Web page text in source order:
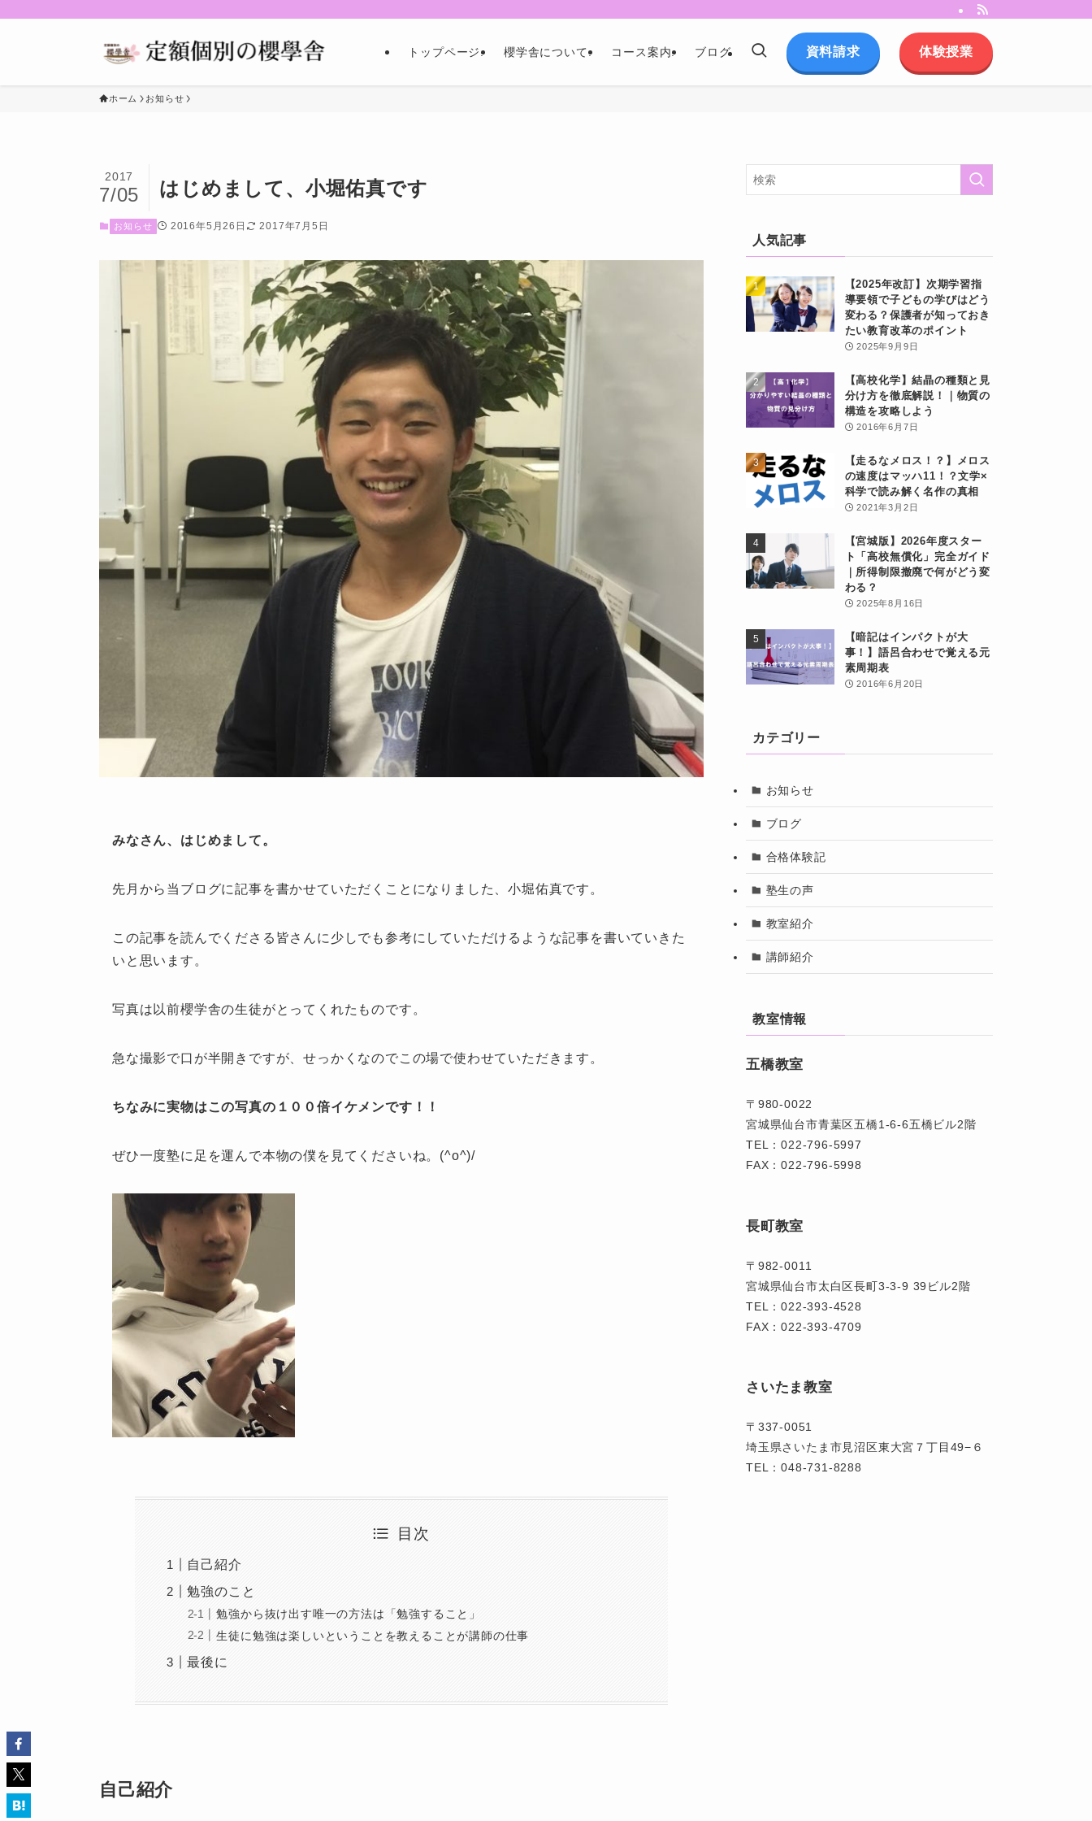
トップページ. 櫻学舎について. コース案内. ブログ 資料請求 体験授業
ホーム お知らせ
はじめまして、小堀佑真です
2017
7/05
お知らせ 2016年5月26日 2017年7月5日
みなさん、はじめまして。
先月から当ブログに記事を書かせていただくことになりました、小堀佑真です。
この記事を読んでくださる皆さんに少しでも参考にしていただけるような記事を書いていきた
いと思います。
写真は以前櫻学舎の生徒がとってくれたものです。
急な撮影で口が半開きですが、せっかくなのでこの場で使わせていただきます。
ちなみに実物はこの写真の１００倍イケメンです！！
ぜひ一度塾に足を運んで本物の僕を見てくださいね。(^o^)/
目次
自己紹介
勉強のこと
勉強から抜け出す唯一の方法は「勉強すること」
生徒に勉強は楽しいということを教えることが講師の仕事
最後に
自己紹介
人気記事
【2025年改訂】次期学習指
導要領で子どもの学びはどう
変わる？保護者が知っておき
たい教育改革のポイント
2025年9月9日
【高校化学】結晶の種類と見
分け方を徹底解説！｜物質の
構造を攻略しよう
2016年6月7日
【走るなメロス！？】メロス
の速度はマッハ11！？文学×
科学で読み解く名作の真相
2021年3月2日
【宮城版】2026年度スター
ト「高校無償化」完全ガイド
｜所得制限撤廃で何がどう変
わる？
2025年8月16日
【暗記はインパクトが大
事！】語呂合わせで覚える元
素周期表
2016年6月20日
カテゴリー
お知らせ
ブログ
合格体験記
塾生の声
教室紹介
講師紹介
教室情報
五橋教室
〒980-0022
宮城県仙台市青葉区五橋1-6-6五橋ビル2階
TEL：022-796-5997
FAX：022-796-5998
長町教室
〒982-0011
宮城県仙台市太白区長町3-3-9 39ビル2階
TEL：022-393-4528
FAX：022-393-4709
さいたま教室
〒337-0051
埼玉県さいたま市見沼区東大宮７丁目49−６
TEL：048-731-8288